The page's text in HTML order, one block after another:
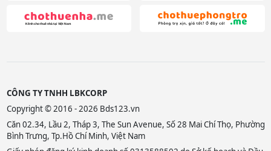
CÔNG TY TNHH LBKCORP
Copyright © 2016 - 2026 Bds123.vn
Căn 02.34, Lầu 2, Tháp 3, The Sun Avenue, Số 28 Mai Chí Thọ, Phường
Bình Trưng, Tp.Hồ Chí Minh, Việt Nam